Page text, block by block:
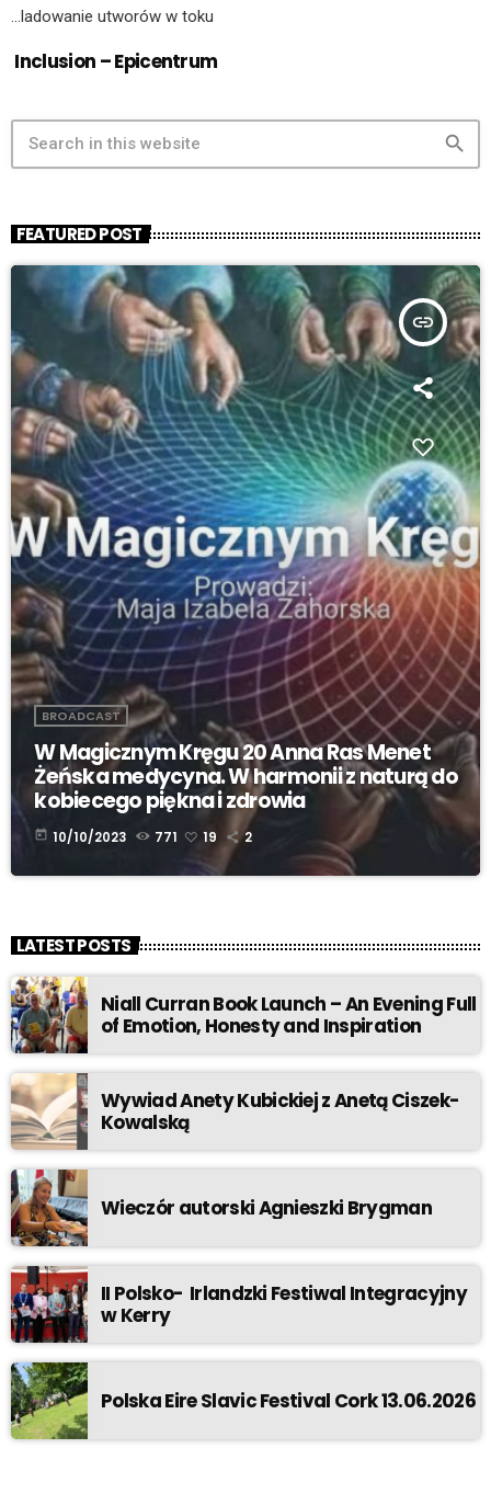
…ladowanie utworów w toku
Inclusion – Epicentrum
search
FEATURED POST
insert_link
BROADCAST
W Magicznym Kręgu 20 Anna Ras Menet
Żeńska medycyna. W harmonii z naturą do
kobiecego piękna i zdrowia
today 10/10/2023 771 19 2
LATEST POSTS
Niall Curran Book Launch – An Evening Full
of Emotion, Honesty and Inspiration
Wywiad Anety Kubickiej z Anetą Ciszek-
Kowalską
Wieczór autorski Agnieszki Brygman
II Polsko- Irlandzki Festiwal Integracyjny
w Kerry
Polska Eire Slavic Festival Cork 13.06.2026